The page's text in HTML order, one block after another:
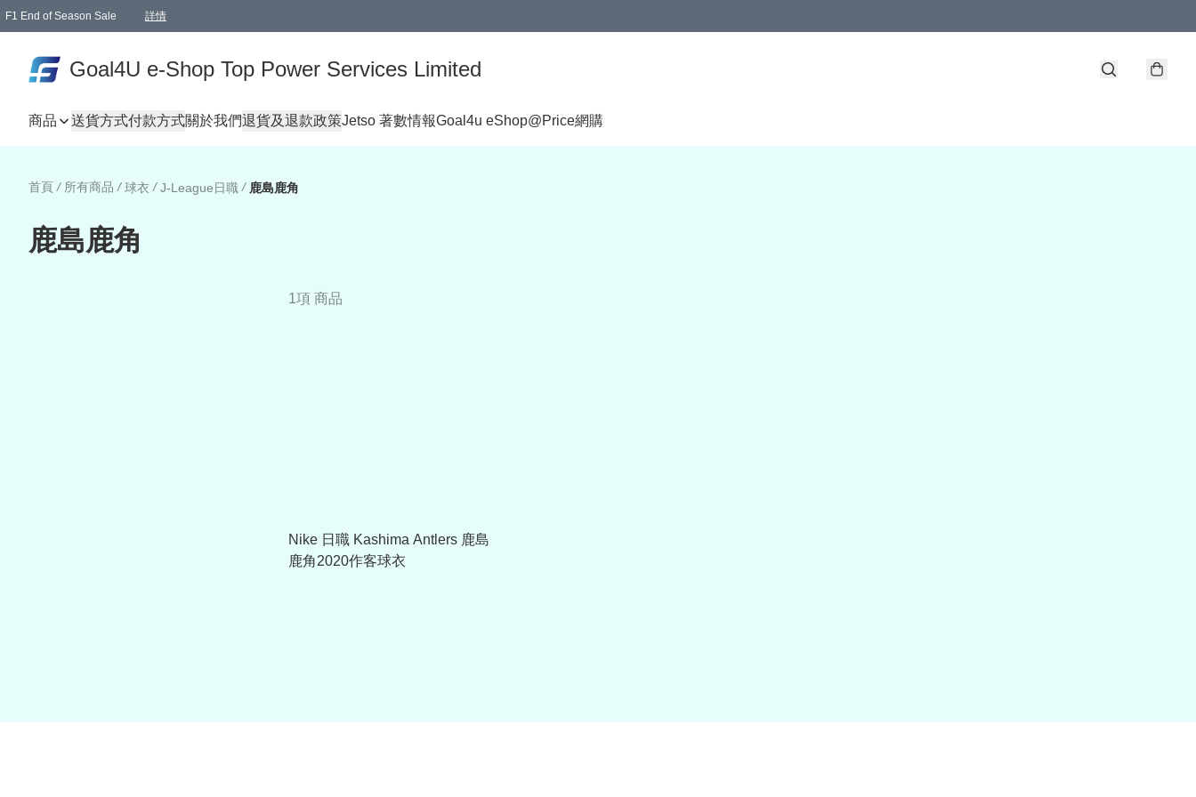
F1 End of Season Sale 詳情
Goal4U e-Shop Top Power Services Limited
商品 送貨方式付款方式關於我們退貨及退款政策Jetso 著數情報Goal4u eShop@Price網購
首頁 / 所有商品 / 球衣 / J-League日職 / 鹿島鹿角
鹿島鹿角
1項 商品
Nike 日職 Kashima Antlers 鹿島
鹿角2020作客球衣